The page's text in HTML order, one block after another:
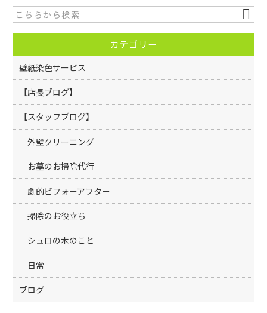
b
o
o
k
カテゴリー
壁紙染色サービス
【店長ブログ】
【スタッフブログ】
外壁クリーニング
お墓のお掃除代行
劇的ビフォーアフター
掃除のお役立ち
シュロの木のこと
日常
ブログ